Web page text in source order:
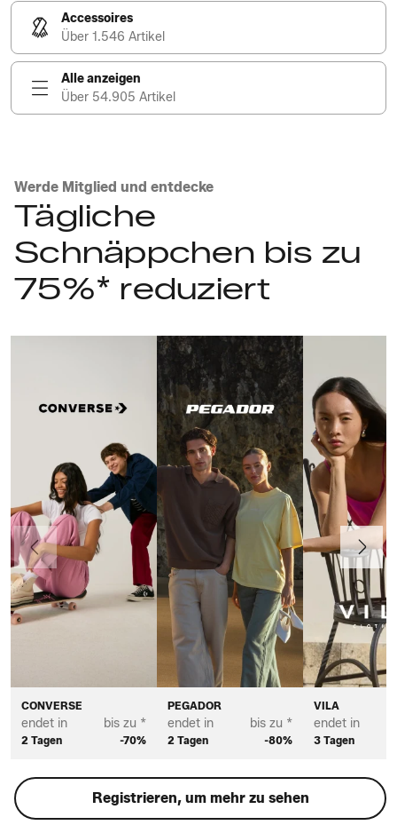
Accessoires
Über 1.546 Artikel
Alle anzeigen
Über 54.905 Artikel
Werde Mitglied und entdecke
Tägliche
Schnäppchen bis zu
75%* reduziert
CONVERSE
endet in
2 Tagen
bis zu *
-70%
PEGADOR
endet in
2 Tagen
bis zu *
-80%
VILA
endet in
3 Tagen
Vorherige Weiter
Registrieren, um mehr zu sehen